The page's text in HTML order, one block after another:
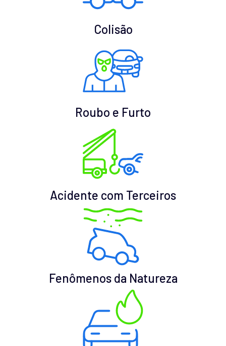
Colisão
Roubo e Furto
Acidente com Terceiros
Fenômenos da Natureza